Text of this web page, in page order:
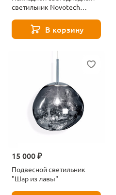
светильник Novotech
В корзину
15 000 ₽
Подвесной светильник
"Шар из лавы"